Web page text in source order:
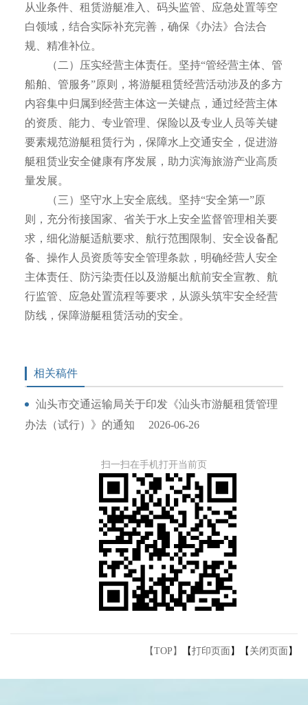
从业条件、租赁游艇准入、码头监管、应急处置等空
白领域，结合实际补充完善，确保《办法》合法合
规、精准补位。
（二）压实经营主体责任。坚持“管经营主体、管
船舶、管服务”原则，将游艇租赁经营活动涉及的多方
内容集中归属到经营主体这一关键点，通过经营主体
的资质、能力、专业管理、保险以及专业人员等关键
要素规范游艇租赁行为，保障水上交通安全，促进游
艇租赁业安全健康有序发展，助力滨海旅游产业高质
量发展。
（三）坚守水上安全底线。坚持“安全第一”原
则，充分衔接国家、省关于水上安全监督管理相关要
求，细化游艇适航要求、航行范围限制、安全设备配
备、操作人员资质等安全管理条款，明确经营人安全
主体责任、防污染责任以及游艇出航前安全宣教、航
行监管、应急处置流程等要求，从源头筑牢安全经营
防线，保障游艇租赁活动的安全。
相关稿件
汕头市交通运输局关于印发《汕头市游艇租赁管理
办法（试行）》的通知
2026-06-26
扫一扫在手机打开当前页
【TOP】 【打印页面 】【 关闭页面 】